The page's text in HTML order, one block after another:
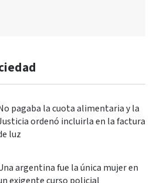
pagaba la cuota alimentaria y la
ordenó incluirla en la factura
luz
argentina fue la única mujer en